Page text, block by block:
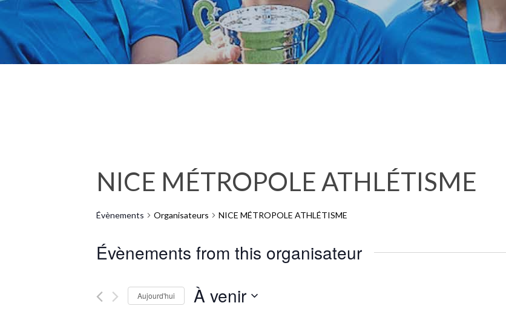
NICE MÉTROPOLE ATHLÉTISME
Évènements Organisateurs NICE MÉTROPOLE ATHLÉTISME
Évènements from this organisateur
Aujourd'hui À venir